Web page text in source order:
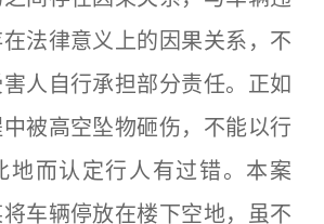
法律意义上的因果关系，不
人自行承担部分责任。正如
被高空坠物砸伤，不能以行
地而认定行人有过错。本案
车辆停放在楼下空地，虽不